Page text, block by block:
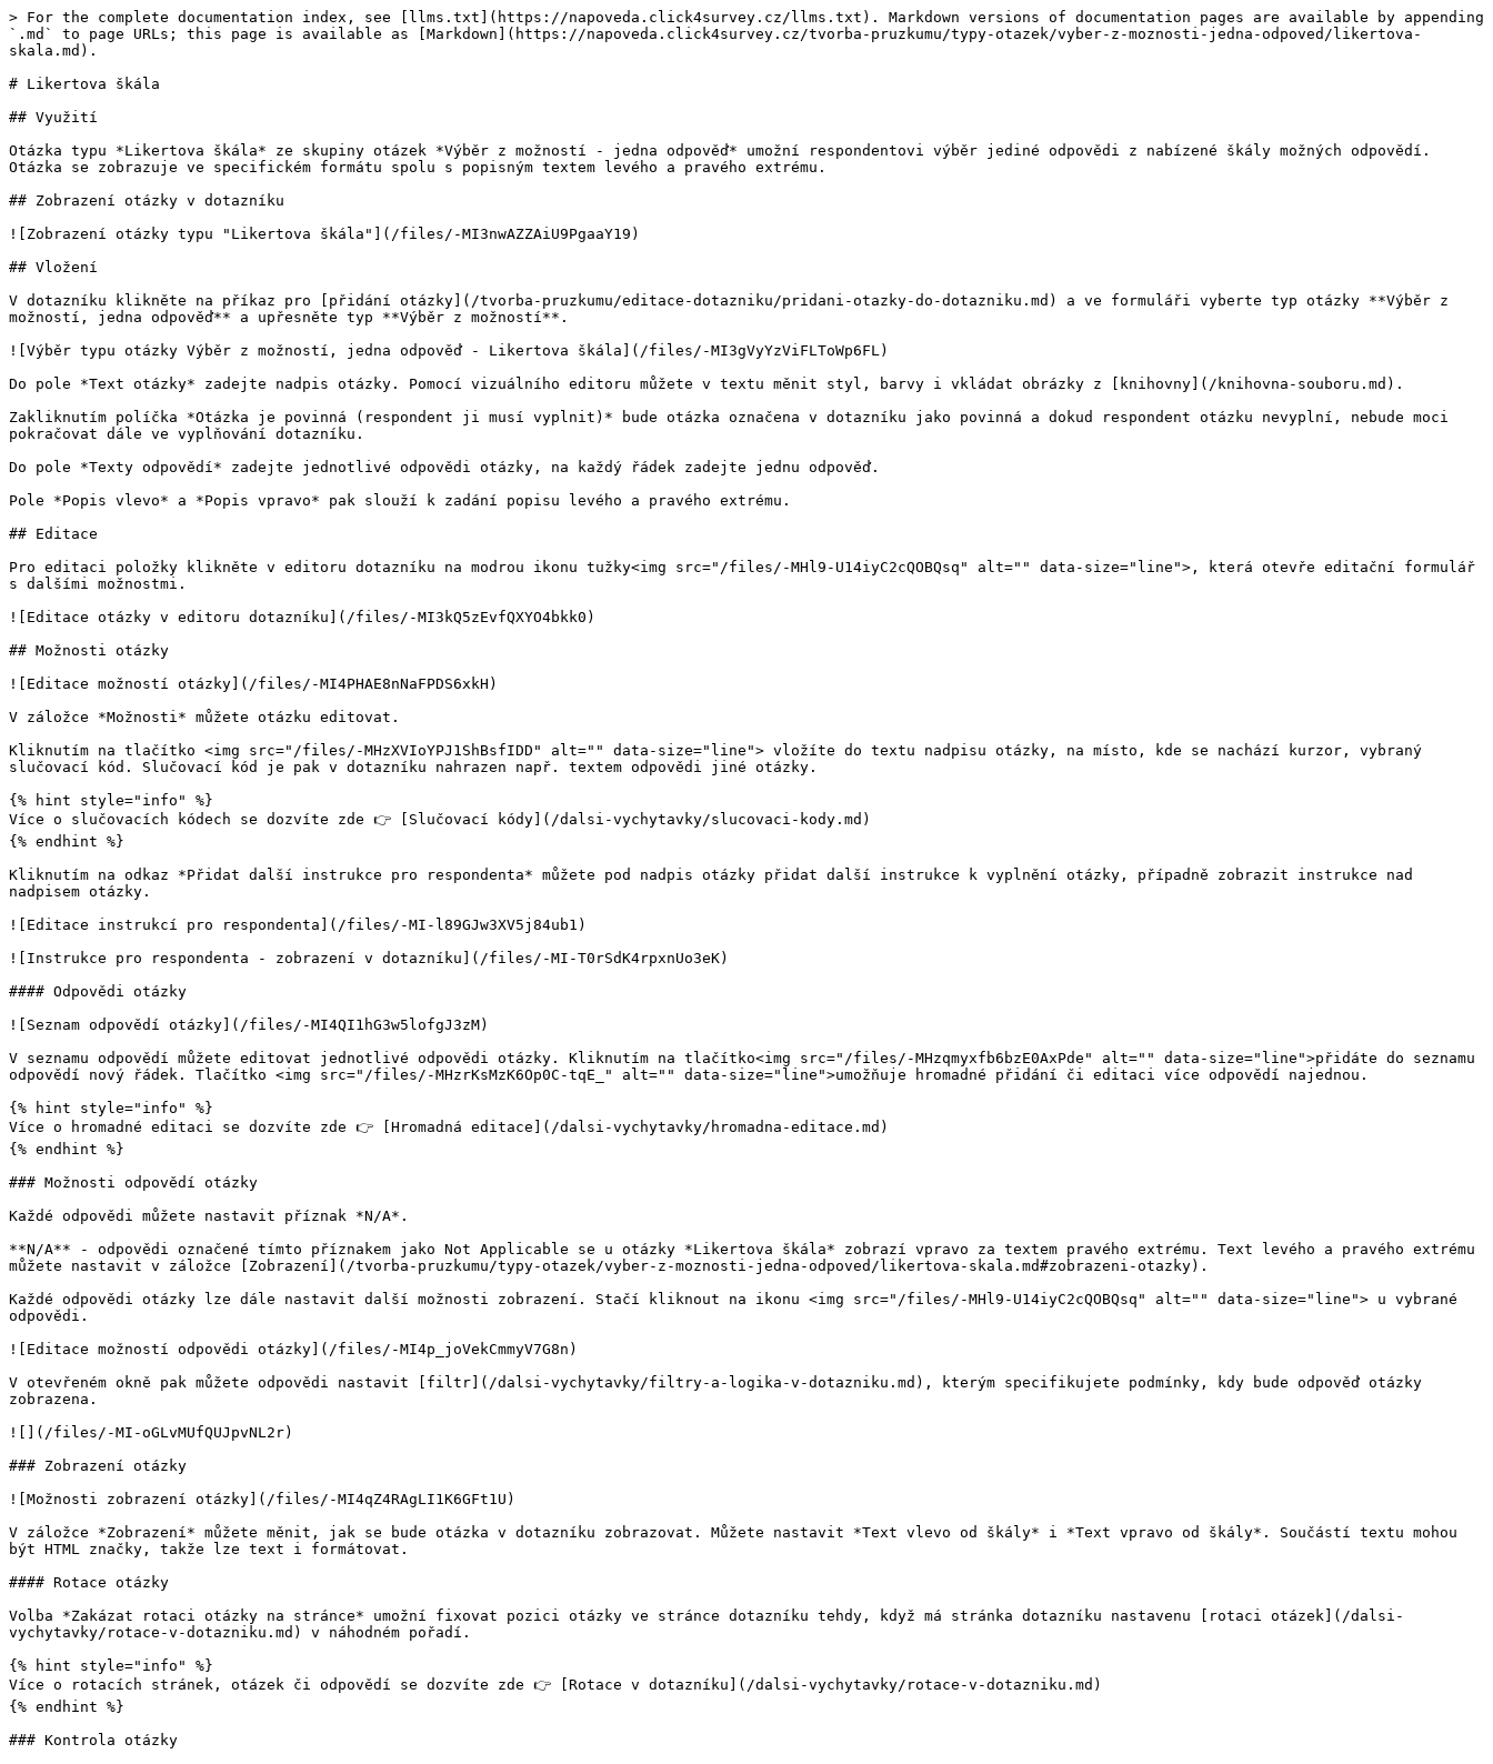
> For the complete documentation index, see [llms.txt](https://napoveda.click4survey.cz/llms.txt). Markdown versions of documentation pages are available by appending
`.md` to page URLs; this page is available as [Markdown](https://napoveda.click4survey.cz/tvorba-pruzkumu/typy-otazek/vyber-z-moznosti-jedna-odpoved/likertova-
skala.md).
# Likertova škála
## Využití
Otázka typu *Likertova škála* ze skupiny otázek *Výběr z možností - jedna odpověď* umožní respondentovi výběr jediné odpovědi z nabízené škály možných odpovědí.
Otázka se zobrazuje ve specifickém formátu spolu s popisným textem levého a pravého extrému.
## Zobrazení otázky v dotazníku
![Zobrazení otázky typu "Likertova škála"](/files/-MI3nwAZZAiU9PgaaY19)
## Vložení
V dotazníku klikněte na příkaz pro [přidání otázky](/tvorba-pruzkumu/editace-dotazniku/pridani-otazky-do-dotazniku.md) a ve formuláři vyberte typ otázky **Výběr z
možností, jedna odpověď** a upřesněte typ **Výběr z možností**.
![Výběr typu otázky Výběr z možností, jedna odpověď - Likertova škála](/files/-MI3gVyYzViFLToWp6FL)
Do pole *Text otázky* zadejte nadpis otázky. Pomocí vizuálního editoru můžete v textu měnit styl, barvy i vkládat obrázky z [knihovny](/knihovna-souboru.md).
Zakliknutím políčka *Otázka je povinná (respondent ji musí vyplnit)* bude otázka označena v dotazníku jako povinná a dokud respondent otázku nevyplní, nebude moci
pokračovat dále ve vyplňování dotazníku.
Do pole *Texty odpovědí* zadejte jednotlivé odpovědi otázky, na každý řádek zadejte jednu odpověď.
Pole *Popis vlevo* a *Popis vpravo* pak slouží k zadání popisu levého a pravého extrému.
## Editace
Pro editaci položky klikněte v editoru dotazníku na modrou ikonu tužky<img src="/files/-MHl9-U14iyC2cQOBQsq" alt="" data-size="line">, která otevře editační formulář
s dalšími možnostmi.
![Editace otázky v editoru dotazníku](/files/-MI3kQ5zEvfQXYO4bkk0)
## Možnosti otázky
![Editace možností otázky](/files/-MI4PHAE8nNaFPDS6xkH)
V záložce *Možnosti* můžete otázku editovat.
Kliknutím na tlačítko <img src="/files/-MHzXVIoYPJ1ShBsfIDD" alt="" data-size="line"> vložíte do textu nadpisu otázky, na místo, kde se nachází kurzor, vybraný
slučovací kód. Slučovací kód je pak v dotazníku nahrazen např. textem odpovědi jiné otázky.
{% hint style="info" %}
Více o slučovacích kódech se dozvíte zde 👉 [Slučovací kódy](/dalsi-vychytavky/slucovaci-kody.md)
{% endhint %}
Kliknutím na odkaz *Přidat další instrukce pro respondenta* můžete pod nadpis otázky přidat další instrukce k vyplnění otázky, případně zobrazit instrukce nad
nadpisem otázky.
![Editace instrukcí pro respondenta](/files/-MI-l89GJw3XV5j84ub1)
![Instrukce pro respondenta - zobrazení v dotazníku](/files/-MI-T0rSdK4rpxnUo3eK)
#### Odpovědi otázky
![Seznam odpovědí otázky](/files/-MI4QI1hG3w5lofgJ3zM)
V seznamu odpovědí můžete editovat jednotlivé odpovědi otázky. Kliknutím na tlačítko<img src="/files/-MHzqmyxfb6bzE0AxPde" alt="" data-size="line">přidáte do seznamu
odpovědí nový řádek. Tlačítko <img src="/files/-MHzrKsMzK6Op0C-tqE_" alt="" data-size="line">umožňuje hromadné přidání či editaci více odpovědí najednou.
{% hint style="info" %}
Více o hromadné editaci se dozvíte zde 👉 [Hromadná editace](/dalsi-vychytavky/hromadna-editace.md)
{% endhint %}
### Možnosti odpovědí otázky
Každé odpovědi můžete nastavit příznak *N/A*.
**N/A** - odpovědi označené tímto příznakem jako Not Applicable se u otázky *Likertova škála* zobrazí vpravo za textem pravého extrému. Text levého a pravého extrému
můžete nastavit v záložce [Zobrazení](/tvorba-pruzkumu/typy-otazek/vyber-z-moznosti-jedna-odpoved/likertova-skala.md#zobrazeni-otazky).
Každé odpovědi otázky lze dále nastavit další možnosti zobrazení. Stačí kliknout na ikonu <img src="/files/-MHl9-U14iyC2cQOBQsq" alt="" data-size="line"> u vybrané
odpovědi.
![Editace možností odpovědi otázky](/files/-MI4p_joVekCmmyV7G8n)
V otevřeném okně pak můžete odpovědi nastavit [filtr](/dalsi-vychytavky/filtry-a-logika-v-dotazniku.md), kterým specifikujete podmínky, kdy bude odpověď otázky
zobrazena.
![](/files/-MI-oGLvMUfQUJpvNL2r)
### Zobrazení otázky
![Možnosti zobrazení otázky](/files/-MI4qZ4RAgLI1K6GFt1U)
V záložce *Zobrazení* můžete měnit, jak se bude otázka v dotazníku zobrazovat. Můžete nastavit *Text vlevo od škály* i *Text vpravo od škály*. Součástí textu mohou
být HTML značky, takže lze text i formátovat.
#### Rotace otázky
Volba *Zakázat rotaci otázky na stránce* umožní fixovat pozici otázky ve stránce dotazníku tehdy, když má stránka dotazníku nastavenu [rotaci otázek](/dalsi-
vychytavky/rotace-v-dotazniku.md) v náhodném pořadí.
{% hint style="info" %}
Více o rotacích stránek, otázek či odpovědí se dozvíte zde 👉 [Rotace v dotazníku](/dalsi-vychytavky/rotace-v-dotazniku.md)
{% endhint %}
### Kontrola otázky